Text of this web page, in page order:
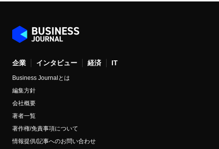
企業 インタビュー 経済 IT
Business Journalとは
編集方針
会社概要
著者一覧
著作権/免責事項について
情報提供/記事へのお問い合わせ